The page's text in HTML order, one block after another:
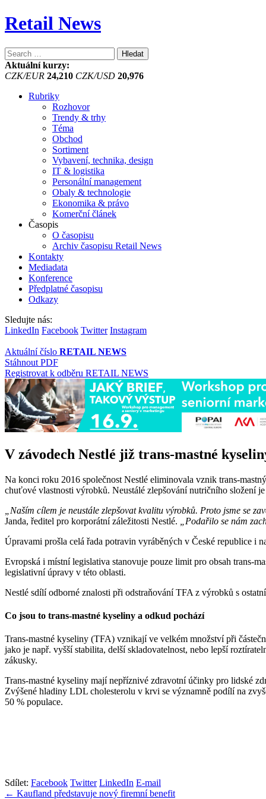
Retail News
Vyhledávání
Aktuální kurzy:
CZK/EUR 24,210 CZK/USD 20,976
Rubriky
Rozhovor
Trendy & trhy
Téma
Obchod
Sortiment
Vybavení, technika, design
IT & logistika
Personální management
Obaly & technologie
Ekonomika & právo
Komerční článek
Časopis
O časopisu
Archiv časopisu Retail News
Kontakty
Mediadata
Konference
Předplatné časopisu
Odkazy
Sledujte nás:
LinkedIn Facebook Twitter Instagram
Aktuální číslo RETAIL NEWS
Stáhnout PDF
Registrovat k odběru RETAIL NEWS
V závodech Nestlé již trans-mastné
Na konci roku 2016 společnost Nestlé eliminovala vznik trans-
chuťové vlastnosti výrobků. Neustálé zlepšování nutričního složení
„Naším cílem je neustále zlepšovat kvalitu výrobků. Proto jsme se
Janda, ředitel pro korporátní záležitosti Nestlé.
„Podařilo se nám
Úpravami prošla celá řada potravin vyráběných v České republice i
Evropská i místní legislativa stanovuje pouze limit pro obsah trans-
legislativní úpravy v této oblasti.
Nestlé sdílí odborné znalosti při odstraňování TFA z výrobků s
Co jsou to trans-mastné kyseliny a odkud pochází
Trans-mastné kyseliny (TFA) vznikají ve velkém množství při
jako je např. vyšší stabilita, delší skladovatelnost, nebo lepší
zákusky.
Trans-mastné kyseliny mají nepříznivé zdravotní účinky pro lidské
Zvýšené hladiny LDL cholesterolu v krvi se významně podílí na
50 % populace.
Sdílet: Facebook Twitter LinkedIn E-mail
Navigace
← Kaufland představuje nový firemní benefit